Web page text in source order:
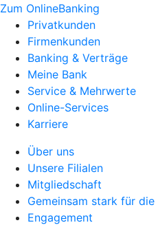
Zum OnlineBanking
Privatkunden
Firmenkunden
Banking & Verträge
Meine Bank
Service & Mehrwerte
Online-Services
Karriere
Über uns
Unsere Filialen
Mitgliedschaft
Gemeinsam stark für
Engagement